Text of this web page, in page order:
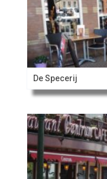
De Specerij